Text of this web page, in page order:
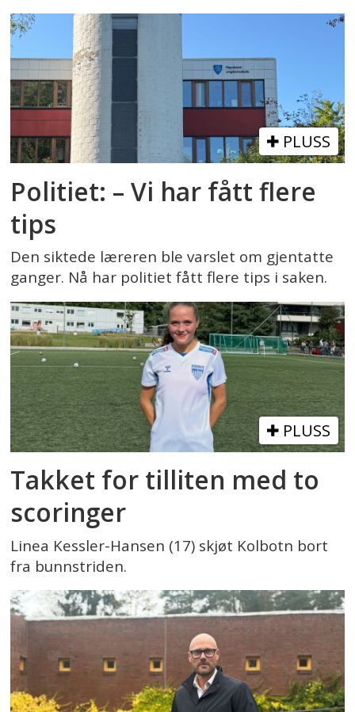
PLUSS
Politiet: – Vi har fått flere
tips
Den siktede læreren ble varslet om gjentatte
ganger. Nå har politiet fått flere tips i saken.
PLUSS
Takket for tilliten med to
scoringer
Linea Kessler-Hansen (17) skjøt Kolbotn bort
fra bunnstriden.